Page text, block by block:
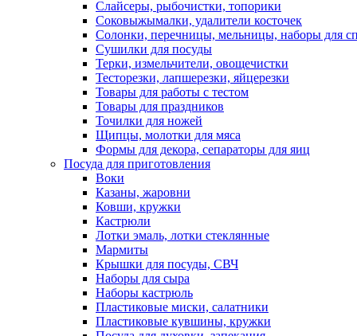
Слайсеры, рыбочистки, топорики
Соковыжымалки, удалители косточек
Солонки, перечницы, мельницы, наборы для
Сушилки для посуды
Терки, измельчители, овощечистки
Тесторезки, лапшерезки, яйцерезки
Товары для работы с тестом
Товары для праздников
Точилки для ножей
Щипцы, молотки для мяса
Формы для декора, сепараторы для яиц
Посуда для приготовления
Воки
Казаны, жаровни
Ковши, кружки
Кастрюли
Лотки эмаль, лотки стеклянные
Мармиты
Крышки для посуды, СВЧ
Наборы для сыра
Наборы кастрюль
Пластиковые миски, салатники
Пластиковые кувшины, кружки